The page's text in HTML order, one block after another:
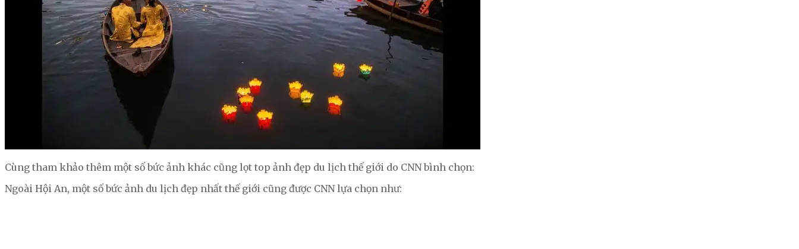
Cùng tham khảo thêm một số bức ảnh khác cũng lọt top ảnh đẹp du lịch thế giới do CNN bình chọn:
Ngoài Hội An, một số bức ảnh du lịch đẹp nhất thế giới cũng được CNN lựa chọn như: